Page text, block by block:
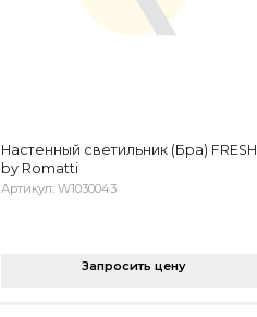
Настенный светильник (Бра) FRESH
by Romatti
Артикул: W1030043
Запросить цену